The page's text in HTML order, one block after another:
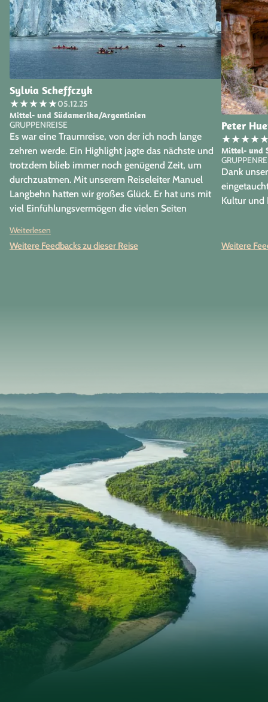
Sylvia Scheffczyk
★★★★★05.12.25
Mittel- und Südamerika/Argentinien
GRUPPENREISE
Es war eine Traumreise, von der ich noch lange
zehren werde. Ein Highlight jagte das nächste und
trotzdem blieb immer noch genügend Zeit, um
durchzuatmen. Mit unserem Reiseleiter Manuel
Langbehn hatten wir großes Glück. Er hat uns mit
viel Einfühlungsvermögen die vielen Seiten
Weiterlesen
Weitere Feedbacks zu dieser Reise
Peter
★★★★
Mittel- und
Dank
Kultur und
Weitere